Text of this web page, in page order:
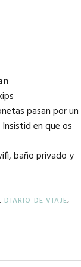
pasan por un
en que os
baño privado y
DIARIO DE VIAJE,